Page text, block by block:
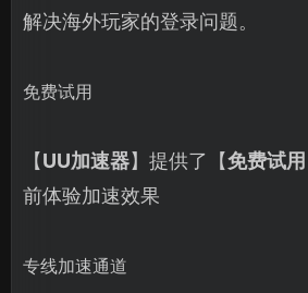
解决海外玩家的登录问题。
免费试用
【UU加速器】提供了【免费试用
前体验加速效果
专线加速通道